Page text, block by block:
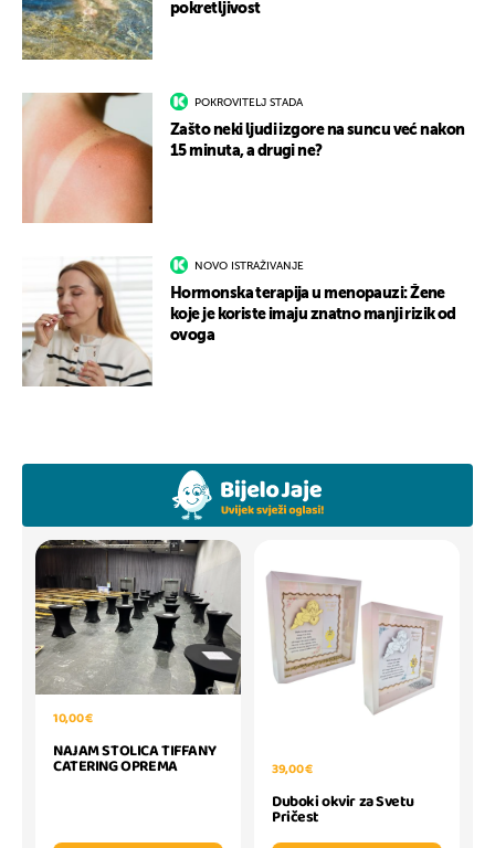
pokretljivost
POKROVITELJ STADA
Zašto neki ljudi izgore na suncu već nakon
15 minuta, a drugi ne?
NOVO ISTRAŽIVANJE
Hormonska terapija u menopauzi: Žene
koje je koriste imaju znatno manji rizik od
ovoga
10,00 €
NAJAM STOLICA TIFFANY
CATERING OPREMA 39,00 €
Duboki okvir za Svetu
Pričest